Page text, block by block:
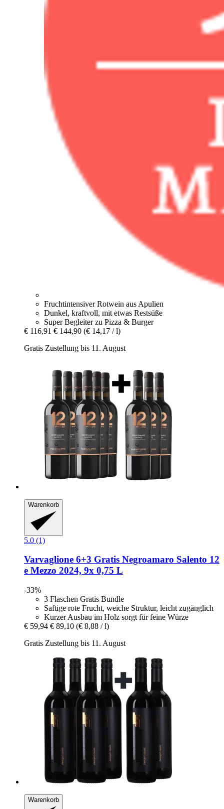
Fruchtintensiver Rotwein aus Apulien
Dunkel, kraftvoll, mit etwas Restsüße
Super Begleiter zu Pizza & Burger
€ 116,91 € 144,90 (€ 14,17 / l)
Gratis Zustellung bis 11. August
Warenkorb
5.0 (1)
Varvaglione 6+3 Gratis Negroamaro Salento 12
e Mezzo 2024, 9x 0,75 L
-33%
3 Flaschen Gratis Bundle
Saftige rote Frucht, weiche Struktur, leicht zugänglich
Kurzer Ausbau im Holz sorgt für feine Würze
€ 59,94 € 89,10 (€ 8,88 / l)
Gratis Zustellung bis 11. August
Warenkorb